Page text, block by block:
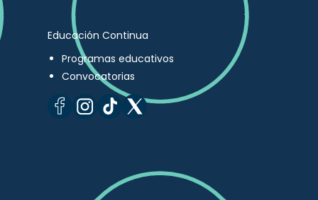
Educación Continua
Programas educativos
Convocatorias